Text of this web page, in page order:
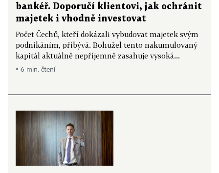
bankéř. Doporučí klientovi, jak ochránit
majetek i vhodně investovat
Počet Čechů, kteří dokázali vybudovat majetek svým
podnikáním, přibývá. Bohužel tento nakumulovaný
kapitál aktuálně nepříjemně zasahuje vysoká...
▪ 6 min. čtení